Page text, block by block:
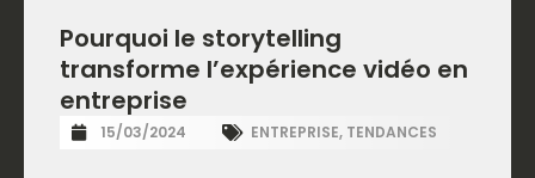
Pourquoi le storytelling
transforme l’expérience vidéo en
entreprise
15/03/2024 ENTREPRISE, TENDANCES